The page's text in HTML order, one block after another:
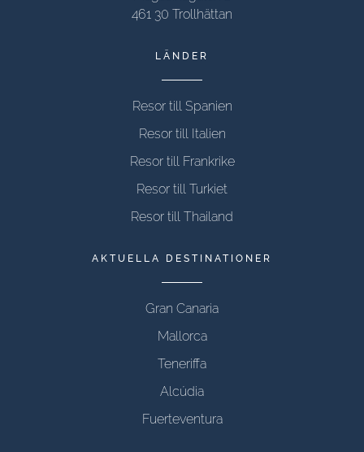
461 30 Trollhättan
LÄNDER
Resor till Spanien
Resor till Italien
Resor till Frankrike
Resor till Turkiet
Resor till Thailand
AKTUELLA DESTINATIONER
Gran Canaria
Mallorca
Teneriffa
Alcúdia
Fuerteventura